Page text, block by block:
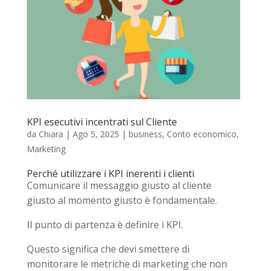
KPI esecutivi incentrati sul Cliente
da Chiara | Ago 5, 2025 | business, Conto economico,
Marketing
Perché utilizzare i KPI inerenti i clienti
Comunicare il messaggio giusto al cliente
giusto al momento giusto è fondamentale.
Il punto di partenza è definire i KPI.
Questo significa che devi smettere di
monitorare le metriche di marketing che non